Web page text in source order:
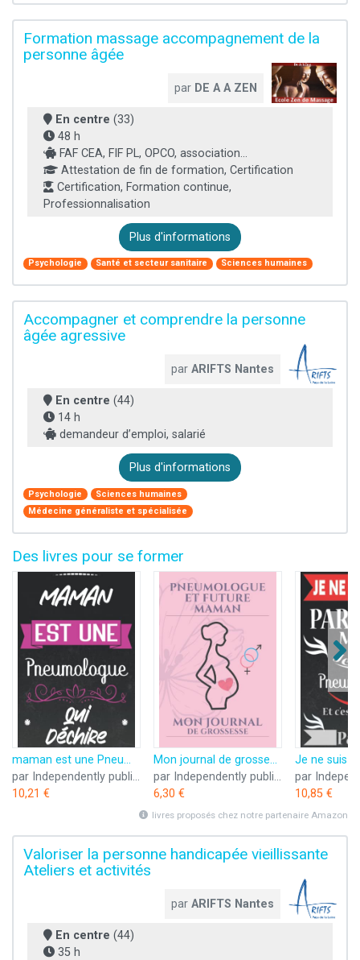
Formation massage accompagnement de la
personne âgée
par DE A A ZEN
En centre (33)
48 h
FAF CEA, FIF PL, OPCO, association...
Attestation de fin de formation, Certification
Certification, Formation continue,
Professionnalisation
Plus d'informations
Psychologie Santé et secteur sanitaire Sciences humaines
Accompagner et comprendre la personne
âgée agressive
par ARIFTS Nantes
En centre (44)
14 h
demandeur d’emploi, salarié
Plus d'informations
Psychologie
Sciences humaines
Médecine généraliste et spécialisée
Des livres pour se former
maman est une Pneumologue qui déchire: Carnet de notes original 120 pages pour Pneumologue ... Carnet de notes et Dessin.Idée pour Anniversaire ou évenement spécial
par Independently published
10,21 €
Mon journal de grossesse pour pneumologue et future maman: Cadeau pour pneumologue enceinte, pour noter les étapes de grossesse avec des illustrations ... maman, pour noter rendez-vous avec le docteur
par Independently published
6,30 €
10,85 €
livres proposés chez notre partenaire Amazon
Valoriser la personne handicapée vieillissante
Ateliers et activités
par ARIFTS Nantes
En centre (44)
35 h